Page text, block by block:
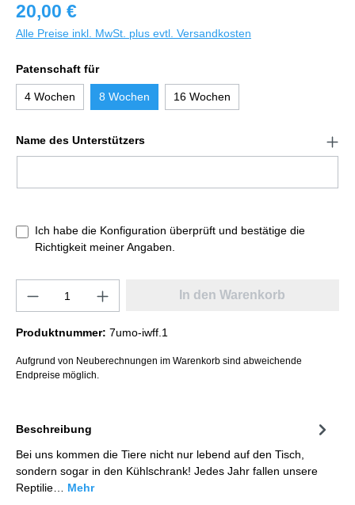
20,00 €
Alle Preise inkl. MwSt. plus evtl. Versandkosten
Patenschaft für
4 Wochen 8 Wochen 16 Wochen
Name des Unterstützers
Ich habe die Konfiguration überprüft und bestätige die
Richtigkeit meiner Angaben.
In den Warenkorb
Produktnummer: 7umo-iwff.1
Aufgrund von Neuberechnungen im Warenkorb sind abweichende
Endpreise möglich.
Beschreibung
Bei uns kommen die Tiere nicht nur lebend auf den Tisch,
sondern sogar in den Kühlschrank! Jedes Jahr fallen unsere
Reptilie… Mehr